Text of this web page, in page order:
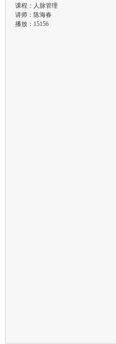
课程： 人脉管理
讲师： 陈海春
播放：15156